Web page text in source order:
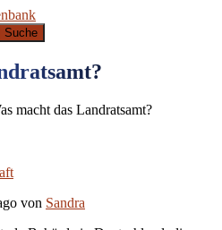
Suche
macht das Landratsamt?
von Sandra